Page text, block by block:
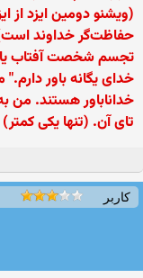
(ویشنو دومین ایزد از
حفاظت‌گر خداوند
تجسم شخصت آفتاب یا
خدای یگانه باور دارم."
تای آن. (تنها یکی کمتر)
کاربر